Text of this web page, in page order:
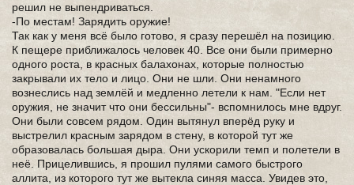
решил не выпендриваться.
-По местам! Зарядить оружие!
Так как у меня всё было готово, я сразу перешёл на позицию.
К пещере приближалось человек 40. Все они были примерно
одного роста, в красных балахонах, которые полностью
закрывали их тело и лицо. Они не шли. Они ненамного
вознеслись над землёй и медленно летели к нам. "Если нет
оружия, не значит что они бессильны"- вспомнилось мне вдруг.
Они были совсем рядом. Один вытянул вперёд руку и
выстрелил красным зарядом в стену, в которой тут же
образовалась большая дыра. Они ускорили темп и полетели в
неё. Прицелившись, я прошил пулями самого быстрого
аллита, из которого тут же вытекла синяя масса. Увидев это,